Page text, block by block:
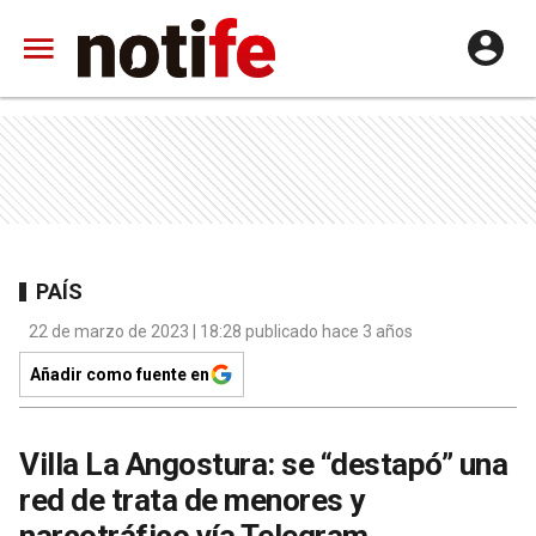
PAÍS
22 de marzo de 2023 | 18:28 publicado hace 3 años
Añadir como fuente en
Villa La Angostura: se “destapó” una
red de trata de menores y